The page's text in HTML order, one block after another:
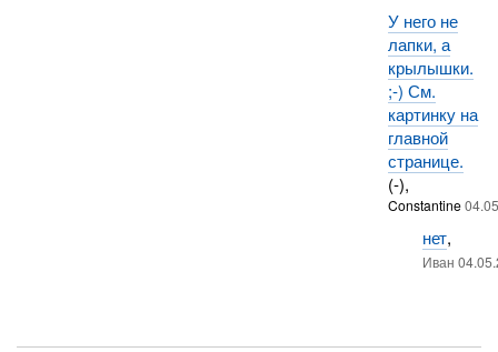
У него не
лапки, а
крылышки.
;-) См.
картинку на
главной
странице.
(-),
Constantine
нет,
Иван